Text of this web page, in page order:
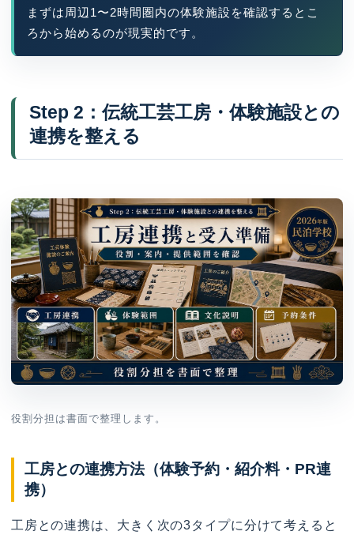
まずは周辺1〜2時間圏内の体験施設を確認するとこ
ろから始めるのが現実的です。
Step 2：伝統工芸工房・体験施設との
連携を整える
役割分担は書面で整理します。
工房との連携方法（体験予約・紹介料・PR連
携）
工房との連携は、大きく次の3タイプに分けて考えると